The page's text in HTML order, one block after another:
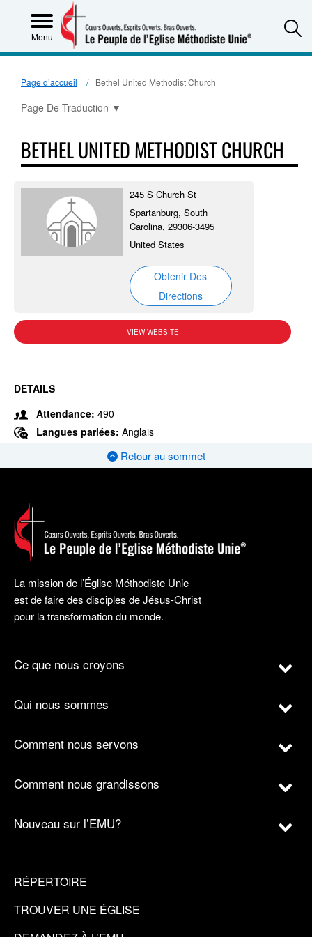
Menu
Page d’accueil Bethel United Methodist Church
Page De Traduction ▼
BETHEL UNITED METHODIST CHURCH
245 S Church St
Spartanburg, South
Carolina, 29306-3495
United States
Obtenir Des
Directions
VIEW WEBSITE
DETAILS
Attendance: 490
Langues parlées: Anglais
Retour au sommet
La mission de l’Église Méthodiste Unie
est de faire des disciples de Jésus-Christ
pour la transformation du monde.
Ce que nous croyons
Qui nous sommes
Comment nous servons
Comment nous grandissons
Nouveau sur l’EMU?
RÉPERTOIRE
TROUVER UNE ÉGLISE